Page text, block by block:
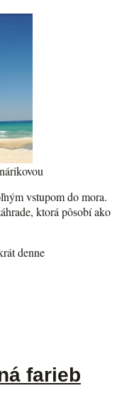
vstupom do mora.
ktorá pôsobí ako
denne
farieb